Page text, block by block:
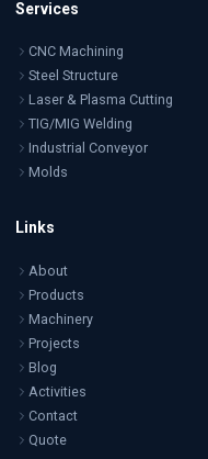
Services
CNC Machining
Steel Structure
Laser & Plasma Cutting
TIG/MIG Welding
Industrial Conveyor
Molds
Links
About
Products
Machinery
Projects
Blog
Activities
Contact
Quote